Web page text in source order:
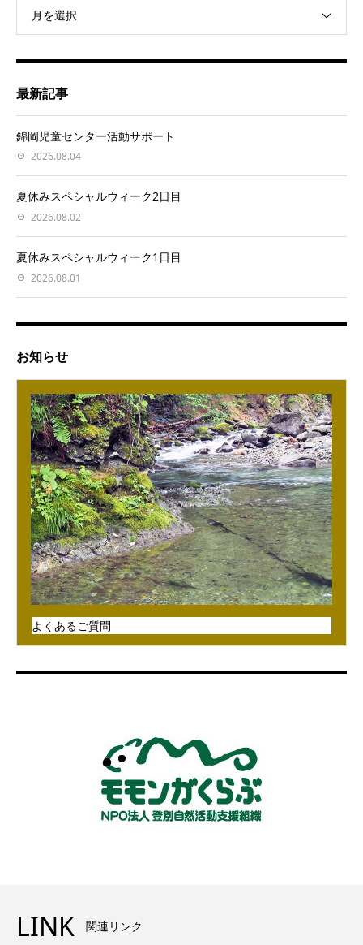
月を選択
最新記事
錦岡児童センター活動サポート
2026.08.04
夏休みスペシャルウィーク2日目
2026.08.02
夏休みスペシャルウィーク1日目
2026.08.01
お知らせ
よくあるご質問
LINK 関連リンク